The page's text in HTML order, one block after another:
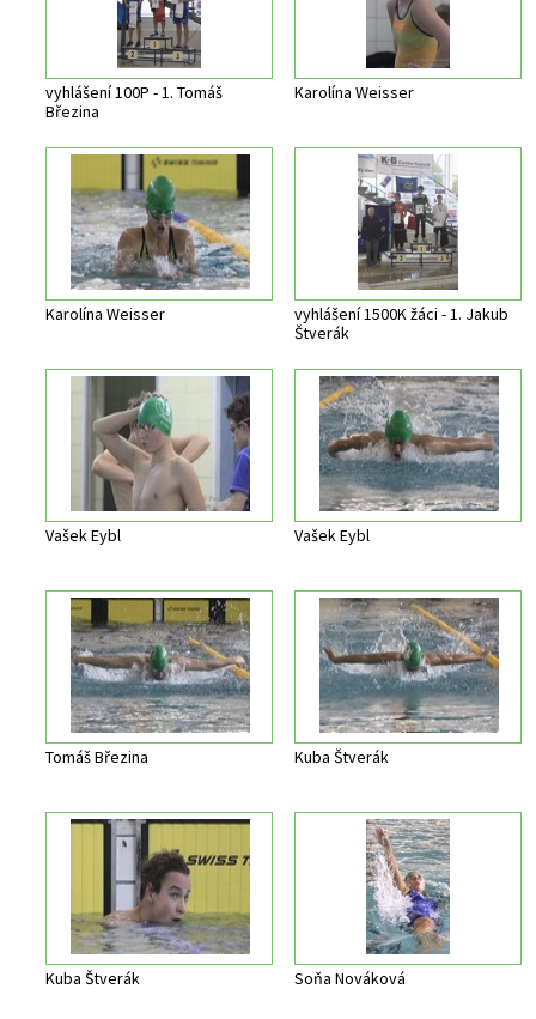
vyhlášení 100P - 1. Tomáš
Březina
Karolína Weisser
Karolína Weisser
vyhlášení 1500K žáci - 1. Jakub
Štverák
Vašek Eybl Vašek Eybl
Tomáš Březina Kuba Štverák
Kuba Štverák Soňa Nováková